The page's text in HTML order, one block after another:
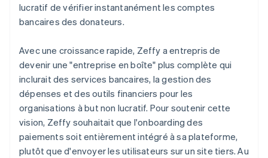
lucratif de vérifier instantanément les comptes
bancaires des donateurs.
Avec une croissance rapide, Zeffy a entrepris de
devenir une "entreprise en boîte" plus complète qui
inclurait des services bancaires, la gestion des
dépenses et des outils financiers pour les
organisations à but non lucratif. Pour soutenir cette
vision, Zeffy souhaitait que l'onboarding des
paiements soit entièrement intégré à sa plateforme,
plutôt que d'envoyer les utilisateurs sur un site tiers. Au